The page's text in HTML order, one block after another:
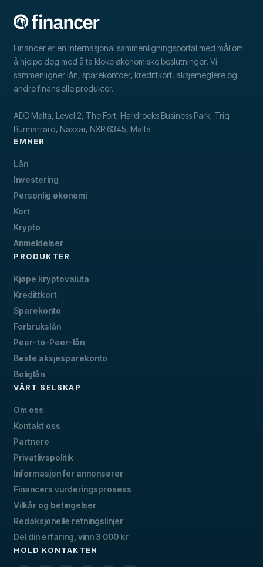
Financer er en internasjonal sammenligningsportal med mål om
å hjelpe deg med å ta kloke økonomiske beslutninger. Vi
sammenligner lån, sparekontoer, kredittkort, aksjemeglere og
andre finansielle produkter.
ADD Malta, Level 2, The Fort, Hardrocks Business Park, Triq
Burmarrard, Naxxar, NXR 6345, Malta
EMNER
Lån
Investering
Personlig økonomi
Kort
Krypto
Anmeldelser
PRODUKTER
Kjøpe kryptovaluta
Kredittkort
Sparekonto
Forbrukslån
Peer-to-Peer-lån
Beste aksjesparekonto
Boliglån
VÅRT SELSKAP
Om oss
Kontakt oss
Partnere
Privatlivspolitik
Informasjon for annonsører
Financers vurderingsprosess
Vilkår og betingelser
Redaksjonelle retningslinjer
Del din erfaring, vinn 3 000 kr
HOLD KONTAKTEN